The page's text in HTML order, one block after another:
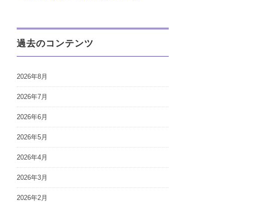
過去のコンテンツ
2026年8月
2026年7月
2026年6月
2026年5月
2026年4月
2026年3月
2026年2月